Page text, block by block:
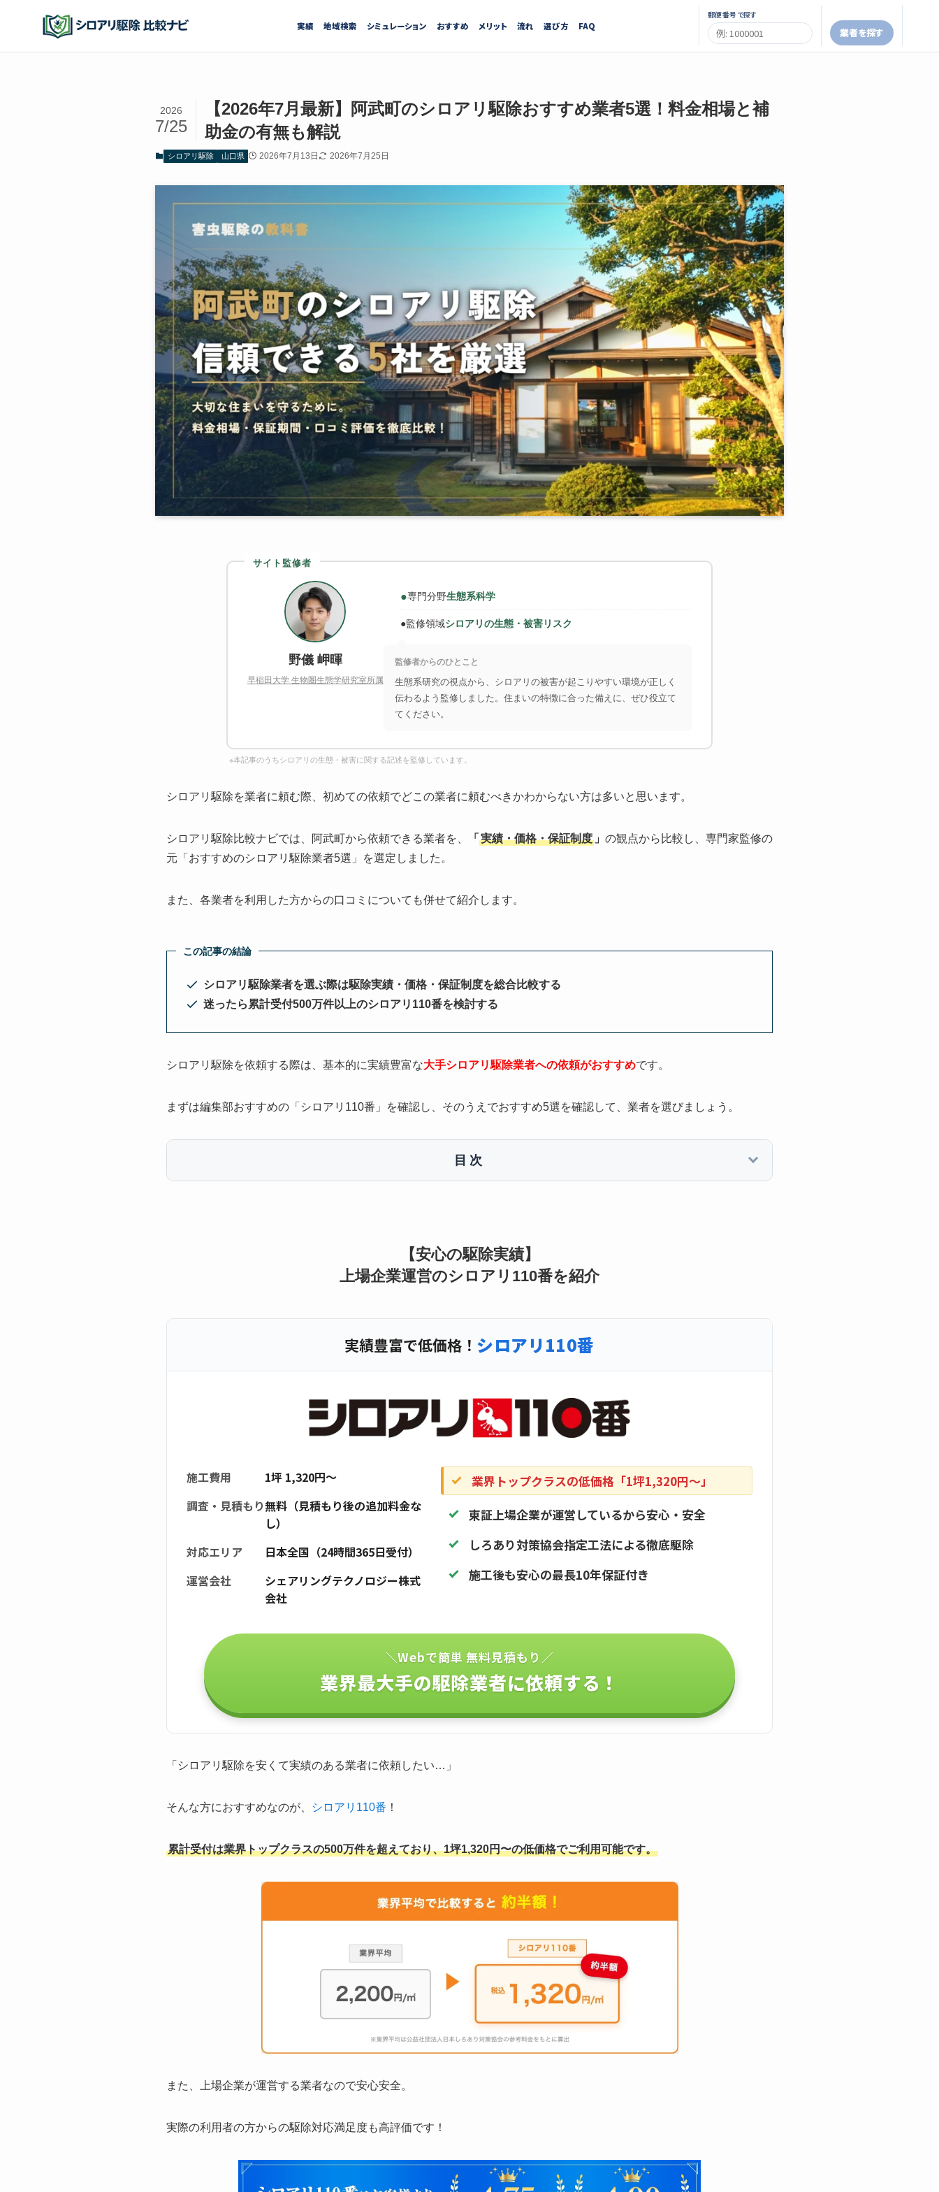
実績 地域検索 シミュレーション おすすめ メリット 流れ 選び方 FAQ
郵便番号で探す
業者を探す
【2026年7月最新】阿武町のシロアリ駆除おすすめ業者5選！料金相場と補
助金の有無も解説
2026
7/25
シロアリ駆除 山口県 2026年7月13日 2026年7月25日
サイト監修者
野儀 岬暉
早稲田大学 生物圏生態学研究室所属
●専門分野生態系科学
●監修領域シロアリの生態・被害リスク
監修者からのひとこと
生態系研究の視点から、シロアリの被害が起こりやすい環境が正しく
伝わるよう監修しました。住まいの特徴に合った備えに、ぜひ役立て
てください。
※本記事のうちシロアリの生態・被害に関する記述を監修しています。
シロアリ駆除を業者に頼む際、初めての依頼でどこの業者に頼むべきかわからない方は多いと思います。
シロアリ駆除比較ナビでは、阿武町から依頼できる業者を、 「 実績・価格・保証制度 」 の観点から比較し、専門家監修の
元「おすすめのシロアリ駆除業者5選」を選定しました。
また、各業者を利用した方からの口コミについても併せて紹介します。
この記事の結論
シロアリ駆除業者を選ぶ際は駆除実績・価格・保証制度を総合比較する
迷ったら累計受付500万件以上のシロアリ110番を検討する
シロアリ駆除を依頼する際は、基本的に実績豊富な大手シロアリ駆除業者への依頼がおすすめです。
まずは編集部おすすめの「シロアリ110番」を確認し、そのうえでおすすめ5選を確認して、業者を選びましょう。
目次
【安心の駆除実績】
上場企業運営のシロアリ110番を紹介
実績豊富で低価格！ シロアリ110番
施工費用
1坪 1,320円〜
調査・見積もり無料（見積もり後の追加料金な
し）
対応エリア
日本全国（24時間365日受付）
運営会社
シェアリングテクノロジー株式
会社
業界トップクラスの低価格「1坪1,320円〜」
東証上場企業が運営しているから安心・安全
しろあり対策協会指定工法による徹底駆除
施工後も安心の最長10年保証付き
＼Webで簡単 無料見積もり／
業界最大手の駆除業者に依頼する！
「シロアリ駆除を安くて実績のある業者に依頼したい…」
そんな方におすすめなのが、 シロアリ110番 ！
累計受付は業界トップクラスの500万件を超えており、1坪1,320円〜の低価格でご利用可能です。
また、上場企業が運営する業者なので安心安全。
実際の利用者の方からの駆除対応満足度も高評価です！